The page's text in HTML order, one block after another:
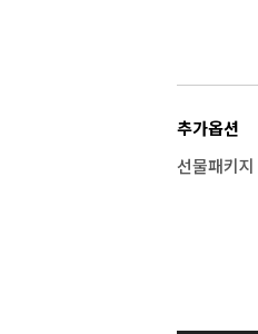
추가옵션
선물패키지